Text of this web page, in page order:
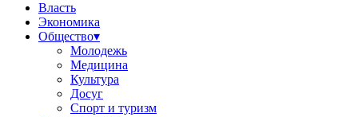
Власть
Экономика
Общество▾
Молодежь
Медицина
Культура
Досуг
Спорт и туризм